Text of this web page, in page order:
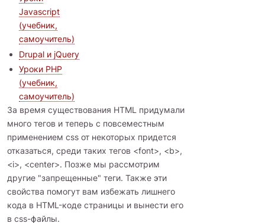
Javascript
(учебник,
самоучитель)
Drupal и jQuery
Уроки PHP
(учебник,
самоучитель)
За время существования HTML придумали
много тегов и теперь с повсеместным
применением css от некоторых придется
отказаться, среди таких тегов <font>, <b>,
<i>, <center>. Позже мы рассмотрим
другие "запрещенные" теги. Также эти
свойства помогут вам избежать лишнего
кода в HTML-коде страницы и вынести его
в css-файлы.